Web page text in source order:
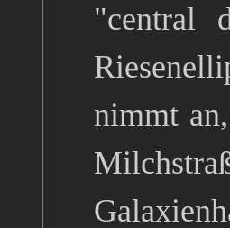
"central
nimmt